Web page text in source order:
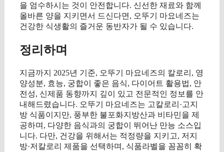
을 엄수하시는 것이 안전합니다. 신선한 재료와 함께
올바른 양을 지키면서 드신다면, 오뚜기 마요네즈는
건강한 식생활의 즐거운 동반자가 될 수 있습니다.
정리하며
지금까지 2025년 기준, 오뚜기 마요네즈의 칼로리, 영
양성분, 효능, 궁합이 좋은 음식, 다이어트 활용법, 안
전성, 신제품 동향까지 깊이 있고 전문적인 정보를 안
내해드렸습니다. 오뚜기 마요네즈는 고칼로리·고지
방 식품이지만, 풍부한 불포화지방산과 비타민을 제
공하며, 다양한 음식과의 궁합이 뛰어난 만능 소스입
니다. 다만, 건강을 위해서는 적정량을 지키고, 저지
방·저칼로리 제품을 선택하며, 식품라벨을 꼼꼼히 확